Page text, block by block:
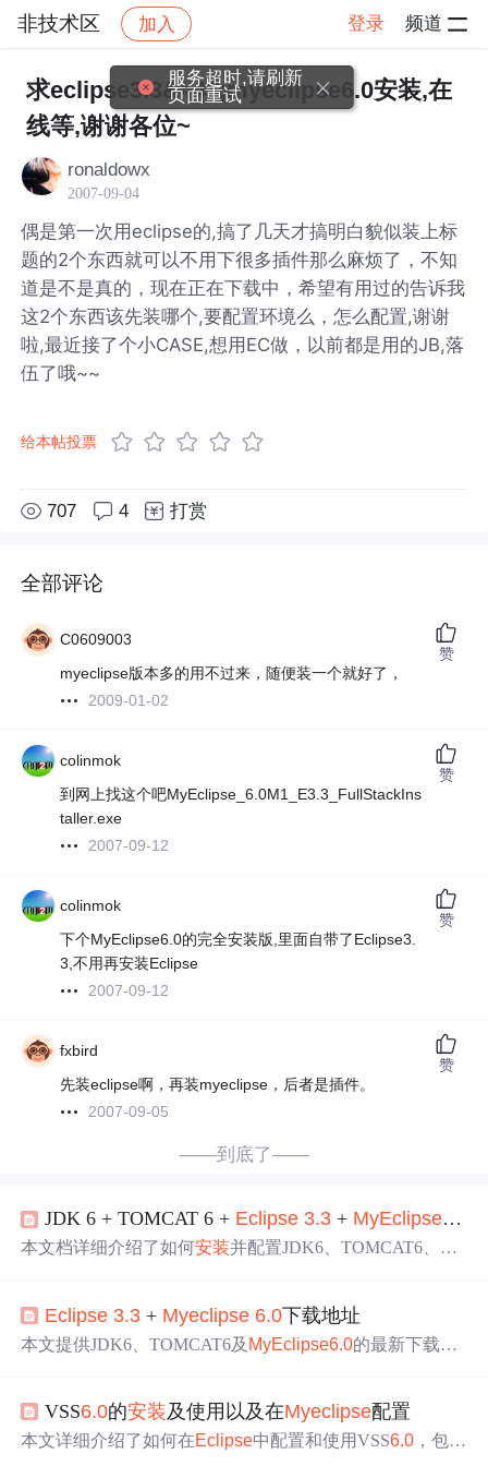
非技术区 加入 登录 频道
社区 非技术区 帖子详情
求eclipse3.3&#43;myeclipse6.0安装,在
线等,谢谢各位~
ronaldowx
2007-09-04
偶是第一次用eclipse的,搞了几天才搞明白貌似装上标
题的2个东西就可以不用下很多插件那么麻烦了，不知
道是不是真的，现在正在下载中，希望有用过的告诉我
这2个东西该先装哪个,要配置环境么，怎么配置,谢谢
啦,最近接了个小CASE,想用EC做，以前都是用的JB,落
伍了哦~~
给本帖投票
707 4 打赏
全部评论
C0609003
myeclipse版本多的用不过来，随便装一个就好了，
2009-01-02
赞
colinmok
到网上找这个吧MyEclipse_6.0M1_E3.3_FullStackIns
taller.exe
2007-09-12
赞
colinmok
下个MyEclipse6.0的完全安装版,里面自带了Eclipse3.
3,不用再安装Eclipse
2007-09-12
赞
fxbird
先装eclipse啊，再装myeclipse，后者是插件。
2007-09-05
赞
——到底了——
JDK 6 + TOMCAT 6 + Eclipse 3.3 + MyEclipse 6.0
本文档详细介绍了如何安装并配置JDK6、TOMCAT6、
Ecl
Eclipse 3.3 + Myeclipse 6.0下载地址
本文提供JDK6、TOMCAT6及 MyEclipse6.0的最新下载链
VSS6.0的安装及使用以及在Myeclipse配置
本文详细介绍了如何在Eclipse中配置和使用VSS6.0 ，包括
服务超时,请刷新
页面重试